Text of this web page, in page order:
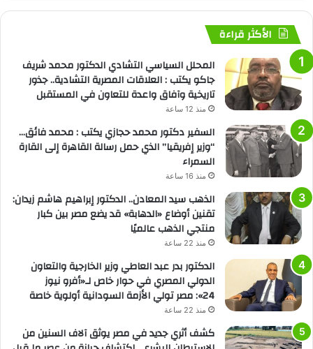
الأكثر قراءة
المحلل السياسي التشادي الدكتور محمد شريف
جاكو يكتب : العلاقات المصرية التشادية.. جذور
تاريخية وآفاق واعدة للتعاون في المستقبل
منذ 12 ساعة
السفير دكتور محمد حجازي يكتب : محمد فائق…
“وزير إفريقيا” الذي حمل رسالة القاهرة إلى القارة
السمراء
منذ 16 ساعة
الذهب سيد المعادن.. الدكتور إبراهيم هاشم زيدان:
تقنين أوضاع «الدهابة» قد يضع مصر بين كبار
منتجي الذهب عالميًا
منذ 22 ساعة
الدكتور بدر عبد العاطي وزير الخارجية والتعاون
الدولي المصري في حوار خاص لـ«أفرو نيوز
24»: مصر تولي الأزمة السودانية أولوية خاصة
منذ 22 ساعة
كشف أثري جديد في مصر يوثق آلاف السنين من